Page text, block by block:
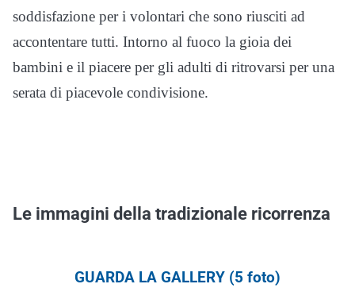
soddisfazione per i volontari che sono riusciti ad
accontentare tutti. Intorno al fuoco la gioia dei
bambini e il piacere per gli adulti di ritrovarsi per una
serata di piacevole condivisione.
Le immagini della tradizionale ricorrenza
GUARDA LA GALLERY (5 foto)